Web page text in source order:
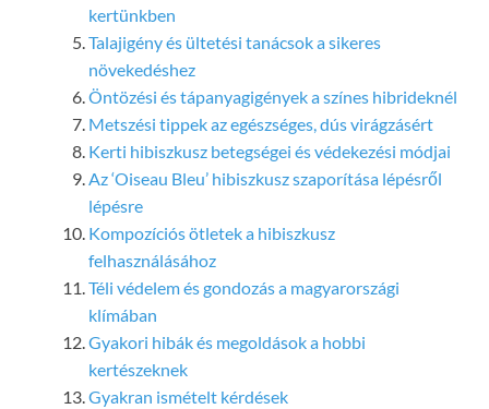
kertünkben
Talajigény és ültetési tanácsok a sikeres
növekedéshez
Öntözési és tápanyagigények a színes hibrideknél
Metszési tippek az egészséges, dús virágzásért
Kerti hibiszkusz betegségei és védekezési módjai
Az ‘Oiseau Bleu’ hibiszkusz szaporítása lépésről
lépésre
Kompozíciós ötletek a hibiszkusz
felhasználásához
Téli védelem és gondozás a magyarországi
klímában
Gyakori hibák és megoldások a hobbi
kertészeknek
Gyakran ismételt kérdések